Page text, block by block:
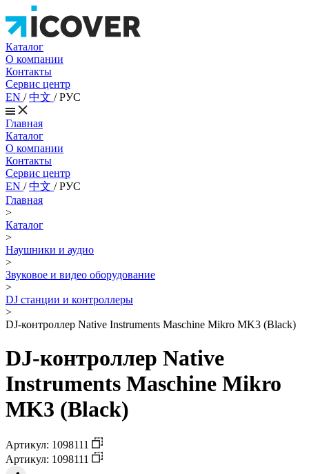
Каталог
О компании
Контакты
Сервис центр
EN /中文 /РУС
Главная
Каталог
О компании
Контакты
Сервис центр
EN /中文 /РУС
Главная
>
Каталог
>
Наушники и аудио
>
Звуковое и видео оборудование
>
DJ станции и контроллеры
>
DJ-контроллер Native Instruments Maschine Mikro MK3 (Black)
DJ-контроллер Native
Instruments Maschine Mikro
MK3 (Black)
Артикул: 1098111
Артикул: 1098111